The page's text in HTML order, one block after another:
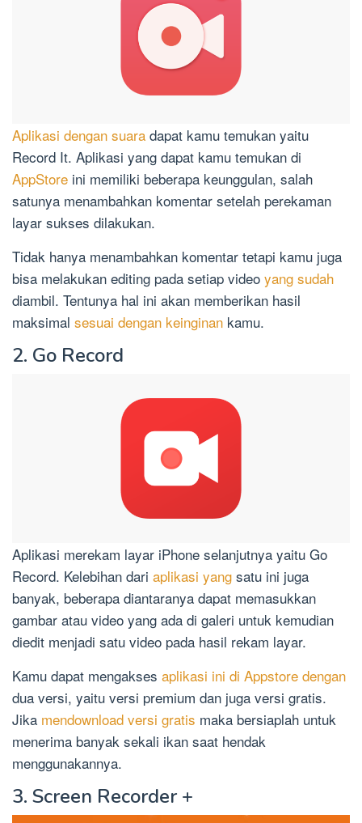
Aplikasi dengan suara dapat kamu temukan yaitu
Record It. Aplikasi yang dapat kamu temukan di
AppStore ini memiliki beberapa keunggulan, salah
satunya menambahkan komentar setelah perekaman
layar sukses dilakukan.
Tidak hanya menambahkan komentar tetapi kamu juga
bisa melakukan editing pada setiap video yang sudah
diambil. Tentunya hal ini akan memberikan hasil
maksimal sesuai dengan keinginan kamu.
2. Go Record
Aplikasi merekam layar iPhone selanjutnya yaitu Go
Record. Kelebihan dari aplikasi yang satu ini juga
banyak, beberapa diantaranya dapat memasukkan
gambar atau video yang ada di galeri untuk kemudian
diedit menjadi satu video pada hasil rekam layar.
Kamu dapat mengakses aplikasi ini di Appstore dengan
dua versi, yaitu versi premium dan juga versi gratis.
Jika mendownload versi gratis maka bersiaplah untuk
menerima banyak sekali ikan saat hendak
menggunakannya.
3. Screen Recorder +